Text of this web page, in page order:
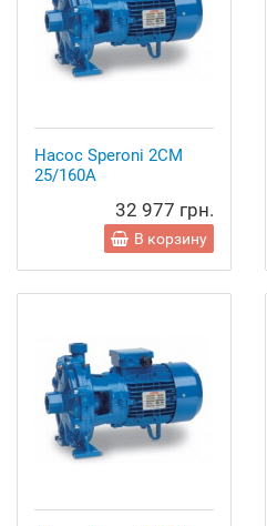
Насос Speroni 2CM
25/160A
32 977 грн.
В корзину